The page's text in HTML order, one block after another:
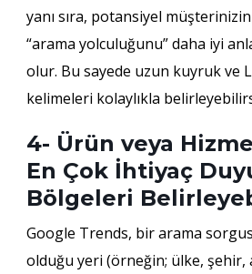
yanı sıra, potansiyel müşterinizin
“arama yolculuğunu” daha iyi
olur. Bu sayede uzun kuyruk ve
kelimeleri kolaylıkla
4- Ürün veya
En Çok İhtiyaç
Bölgeleri
Google Trends, bir arama
olduğu yeri (örneğin; ülke, şehir,